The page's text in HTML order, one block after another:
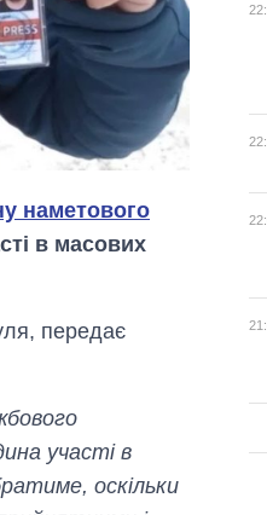
наметового
в масових
передає
участі в
оскільки